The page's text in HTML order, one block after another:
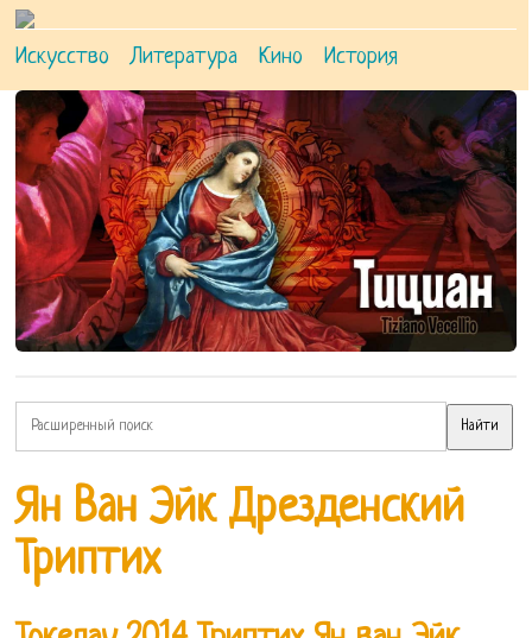
Искусство Литература Кино История
Ян Ван Эйк Дрезденский
Триптих